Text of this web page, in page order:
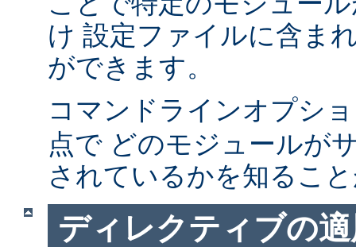
け 設定ファイルに含ま
ができます。
コマンドラインオプシ
点で どのモジュールが
されているかを知るこ
ディレクティブの